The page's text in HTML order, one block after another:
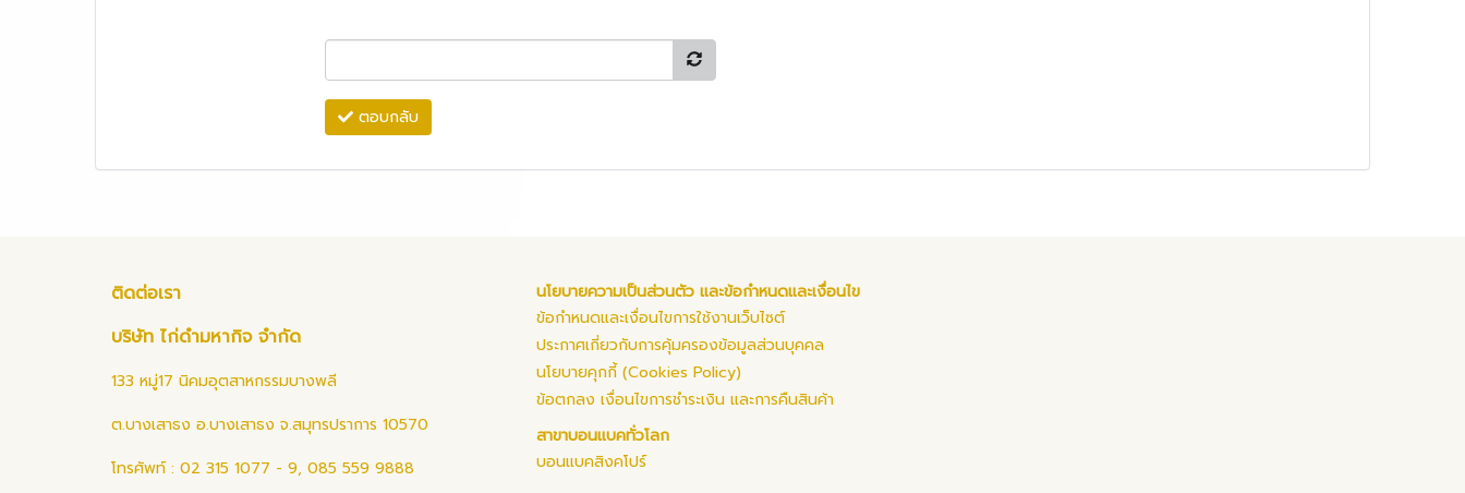
ตอบกลับ
ติดต่อเรา
บริษัท ไก่ดำมหากิจ จำกัด
133 หมู่17 นิคมอุตสาหกรรมบางพลี
ต.บางเสาธง อ.บางเสาธง จ.สมุทรปราการ 10570
โทรศัพท์ : 02 315 1077 - 9, 085 559 9888
นโยบายความเป็นส่วนตัว และข้อกำหนดและเงื่อนไข
ข้อกำหนดและเงื่อนไขการใช้งานเว็บไซต์
ประกาศเกี่ยวกับการคุ้มครองข้อมูลส่วนบุคคล
นโยบายคุกกี้ (Cookies Policy)
ข้อตกลง เงื่อนไขการชำระเงิน และการคืนสินค้า
สาขาบอนแบคทั่วโลก
บอนแบคสิงคโปร์